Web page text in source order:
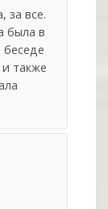
за все.
была в
также